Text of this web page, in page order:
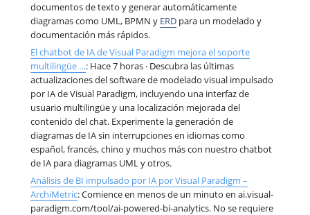
documentos de texto y generar automáticamente
diagramas como UML, BPMN y ERD para un modelado y
documentación más rápidos.
El chatbot de IA de Visual Paradigm mejora el soporte
multilingüe …: Hace 7 horas · Descubra las últimas
actualizaciones del software de modelado visual impulsado
por IA de Visual Paradigm, incluyendo una interfaz de
usuario multilingüe y una localización mejorada del
contenido del chat. Experimente la generación de
diagramas de IA sin interrupciones en idiomas como
español, francés, chino y muchos más con nuestro chatbot
de IA para diagramas UML y otros.
Análisis de BI impulsado por IA por Visual Paradigm –
ArchiMetric: Comience en menos de un minuto en ai.visual-
paradigm.com/tool/ai-powered-bi-analytics. No se requiere